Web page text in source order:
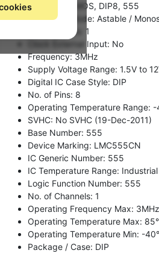
IC, TIMER CMOS, DIP8, 555
Operating Mode: Astable /
No. of Timers:
1
Clock External Input: No
Frequency: 3MHz
Supply Voltage Range: 1.5V to
Digital IC Case Style: DIP
No. of Pins: 8
Operating Temperature Range: -
SVHC: No SVHC (19-Dec-2011)
Base Number: 555
Device Marking: LMC555CN
IC Generic Number: 555
IC Temperature Range: Industrial
Logic Function Number: 555
No. of Channels: 1
Operating Frequency Max: 3MHz
Operating Temperature Max:
Operating Temperature Min: -
Package / Case: DIP